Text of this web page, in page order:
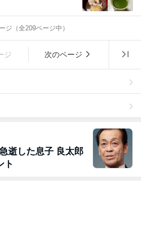
ジ（全209ページ中）
ジ 次のページ
逝した息子 良太郎
ト